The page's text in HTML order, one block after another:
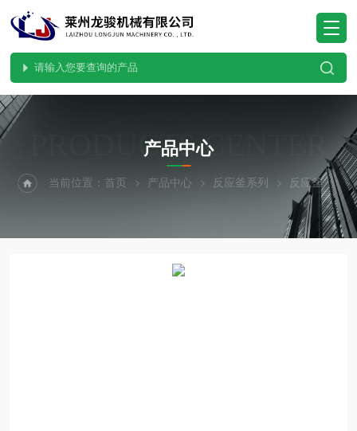
PRODUCTS CENTER
产品中心
当前位置：首页 产品中心 反应釜系列 反应釜 白